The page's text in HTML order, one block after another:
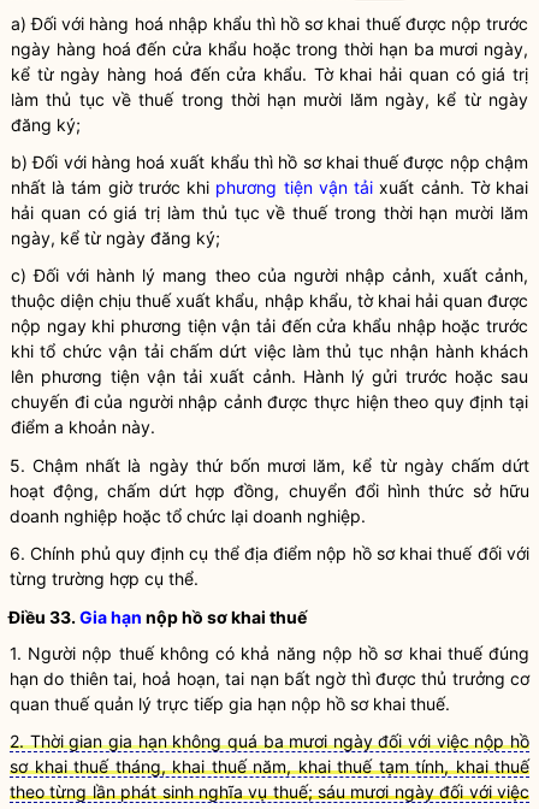
a) Đối với hàng hoá nhập khẩu thì hồ sơ khai thuế được nộp trước
ngày hàng hoá đến cửa khẩu hoặc trong thời hạn ba mươi ngày,
kể từ ngày hàng hoá đến cửa khẩu. Tờ khai hải quancó giá trị
làm thủ tục về thuế trong thời hạn mười lăm ngày, kể từ ngày
đăng ký;
b) Đối với hàng hoá xuất khẩu thì hồ sơ khai thuế được nộp chậm
nhất là tám giờ trước khi phương tiện vận tải xuất cảnh. Tờ khai
hải quancó giá trị làm thủ tục về thuế trong thời hạn mười lăm
ngày, kể từ ngày đăng ký;
c) Đối với hành lý mang theo của người nhập cảnh, xuất cảnh,
thuộc diện chịuthuếxuất khẩu, nhập khẩu, tờ khai hải quanđược
nộp ngay khi phương tiện vận tải đến cửa khẩu nhập hoặc trước
khi tổ chức vận tải chấm dứt việc làm thủ tục nhận hành khách
lên phương tiện vận tải xuất cảnh. Hành lý gửi trước hoặc sau
chuyến đi của người nhập cảnh được thực hiện theo quy định tại
điểm a khoản này.
5. Chậm nhất là ngày thứ bốn mươi lăm, kể từ ngày chấm dứt
hoạt động, chấm dứt hợp đồng, chuyển đổi hình thức sở hữu
doanh nghiệp hoặc tổ chức lại doanh nghiệp.
6. Chính phủ quy định cụ thể địa điểm nộp hồ sơ khai thuế đối với
từng trường hợp cụ thể.
Điều 33.Gia hạn nộp hồ sơ khai thuế
1. Người nộp thuếkhông có khả năng nộp hồ sơ khai thuế đúng
hạn do thiên tai, hoả hoạn, tai nạn bất ngờ thì được thủ trưởng cơ
quan thuế quản lý trực tiếp gia hạn nộp hồ sơ khai thuế.
2. Thời gian gia hạn không quá ba mươi ngày đối với việc nộp hồ
sơ khai thuế tháng, khai thuế năm, khai thuế tạm tính, khai thuế
theo từng lần phát sinh nghĩa vụ thuế; sáu mươi ngày đối với việc